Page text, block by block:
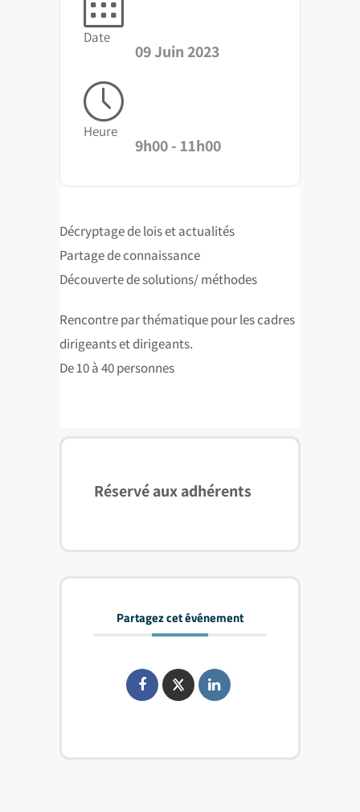
Date
09 Juin 2023
Heure
9h00 - 11h00
Décryptage de lois et actualités
Partage de connaissance
Découverte de solutions/ méthodes
Rencontre par thématique pour les cadres
dirigeants et dirigeants.
De 10 à 40 personnes
Réservé aux adhérents
Partagez cet événement